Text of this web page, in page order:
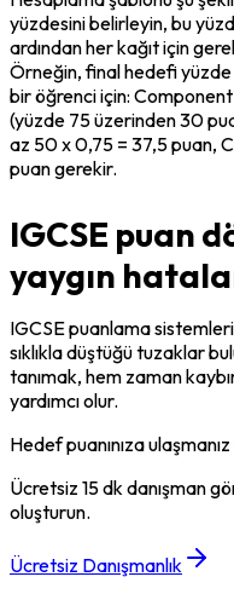
yüzdesini belirleyin, bu
ardından her kağıt için
Örneğin, final hedefi
bir öğrenci için:
(yüzde 75 üzerinden 30
az 50 x 0,75 = 37,5 puan,
puan gerekir.
IGCSE puan
yaygın
IGCSE puanlama
sıklıkla düştüğü tuzaklar
tanımak, hem zaman
yardımcı olur.
Hedef puanınıza
Ücretsiz 15 dk danışman
oluşturun.
Ücretsiz Danışmanlık